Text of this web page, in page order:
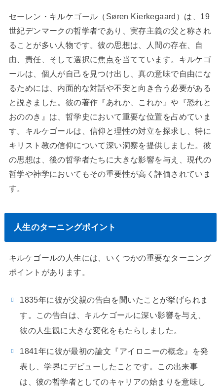
セーレン・キルケゴール（Søren Kierkegaard）は、19
世紀デンマークの哲学者であり、実存主義の父と称され
ることが多い人物です。彼の思想は、人間の存在、自
由、責任、そして選択に焦点を当てています。キルケゴ
ールは、個人が自己を見つけ出し、真の意味で自由にな
るためには、内面的な対話や不安と向き合う必要がある
と説きました。彼の著作『あれか、これか』や『恐れと
おののき』は、哲学史において重要な位置を占めていま
す。キルケゴールは、信仰と理性の対立を探求し、特に
キリスト教の信仰について深い洞察を提供しました。彼
の思想は、後の哲学者たちに大きな影響を与え、現代の
哲学や神学においてもその重要性が高く評価されていま
す。
人生のターニングポイント
キルケゴールの人生には、いくつかの重要なターニング
ポイントがあります。
1835年に彼が父親の告白を聞いたことが挙げられま
す。この告白は、キルケゴールに深い影響を与え、
彼の人生観に大きな変化をもたらしました。
1841年に彼が最初の論文『アイロニーの概念』を発
表し、学界にデビューしたことです。この出来事
は、彼の哲学者としてのキャリアの始まりを意味し